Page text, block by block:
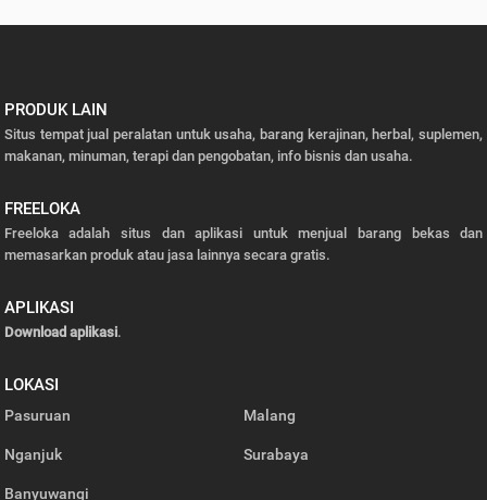
PRODUK LAIN
Situs tempat jual peralatan untuk usaha, barang kerajinan, herbal, suplemen,
makanan, minuman, terapi dan pengobatan, info bisnis dan usaha.
FREELOKA
Freeloka adalah situs dan aplikasi untuk menjual barang bekas dan
memasarkan produk atau jasa lainnya secara gratis.
APLIKASI
Download aplikasi.
LOKASI
Pasuruan Malang
Nganjuk Surabaya
Banyuwangi